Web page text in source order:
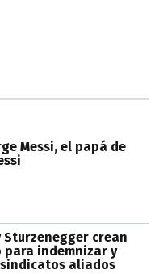
Messi, el papá de
Sturzenegger crean
para indemnizar y
aliados